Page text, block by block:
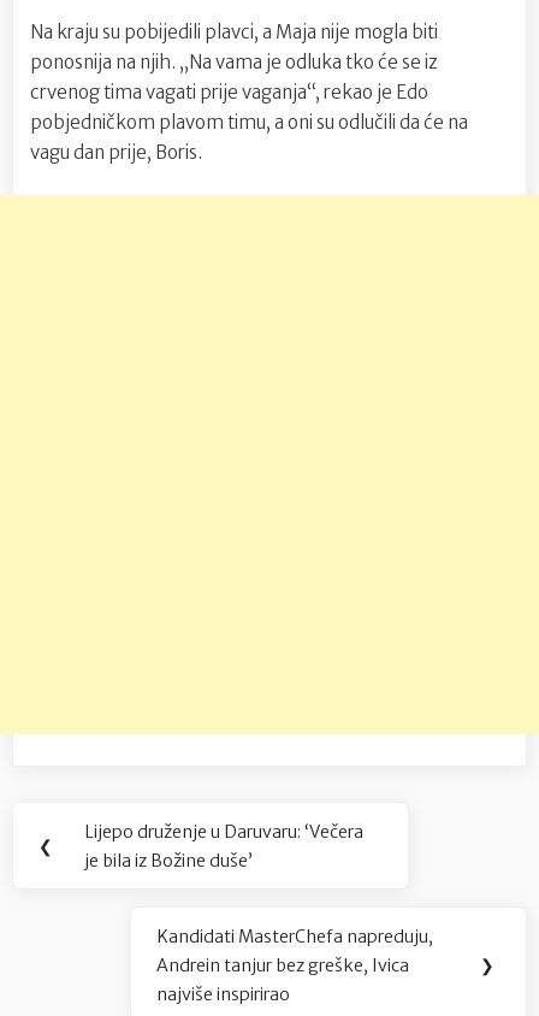
Na kraju su pobijedili plavci, a Maja nije mogla biti
ponosnija na njih. „Na vama je odluka tko će se iz
crvenog tima vagati prije vaganja“, rekao je Edo
pobjedničkom plavom timu, a oni su odlučili da će na
vagu dan prije, Boris.
Navigacija
objava
❮
Previous
Post:
Lijepo druženje u Daruvaru: ‘Večera
je bila iz Božine duše’
Next
Post:
Kandidati MasterChefa napreduju,
Andrein tanjur bez greške, Ivica
najviše inspirirao
❯